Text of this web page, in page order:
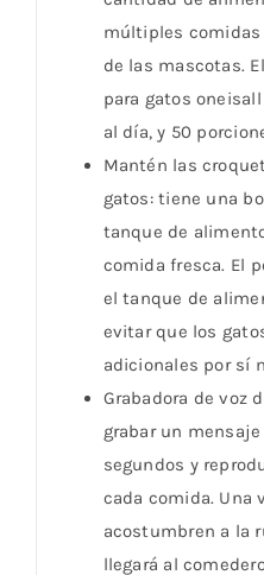
múltiples
de las mascotas.
para gatos
al día, y 50
Mantén las
gatos: tiene una
tanque de
comida fresca. El
el tanque de
evitar que los
adicionales por sí
Grabadora de voz
grabar un
segundos y
cada comida. Una
acostumbren a la
llegará al